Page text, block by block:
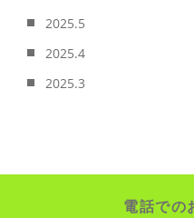
2025.5
2025.4
2025.3
電話での